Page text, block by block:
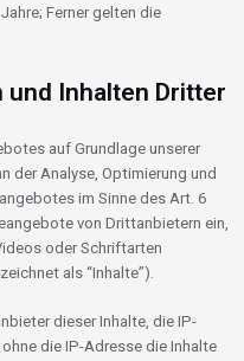
Ferner gelten die
und Inhalten Dritter
auf Grundlage unserer
der Analyse, Optimierung und
im Sinne des Art. 6
von Drittanbietern ein,
oder Schriftarten
als “Inhalte”).
dieser Inhalte, die IP-
die IP-Adresse die Inhalte